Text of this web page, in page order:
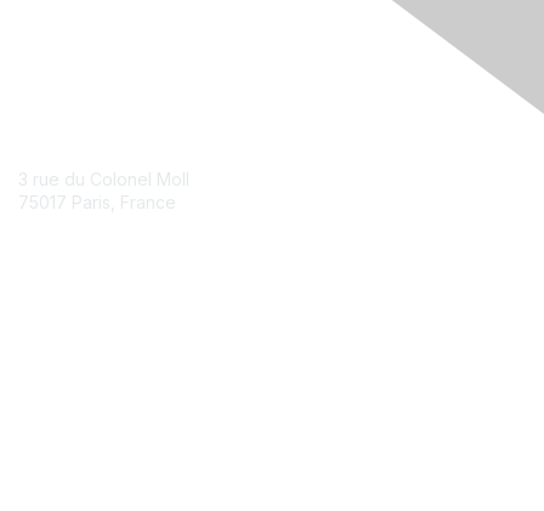
3 rue du Colonel Moll
75017 Paris, France